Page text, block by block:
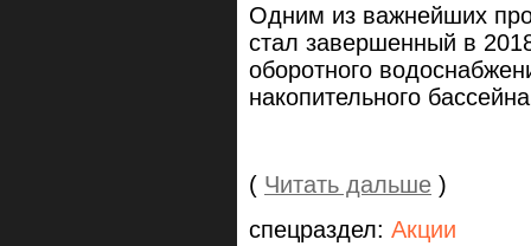
Одним из важнейших
стал завершенный в
оборотного
накопительного
( Читать дальше )
спецраздел: Акции